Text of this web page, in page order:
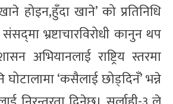
होइन,हुँदा खाने’ को प्रतिनिधि
भ्रष्टाचारविरोधी कानुन थप
अभियानलाई राष्ट्रिय स्तरमा
‘कसैलाई छोड्दिनँ’ भन्ने